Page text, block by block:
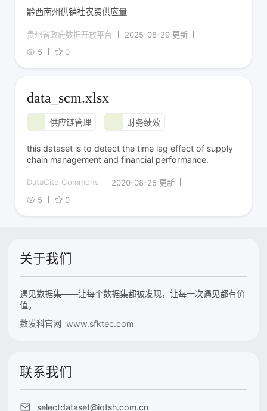
黔西南州供销社农资供应量
贵州省政府数据开放平台
2025-08-29 更新
5
0
data_scm.xlsx
供应链管理 财务绩效
this dataset is to detect the time lag effect of supply
chain management and financial performance.
DataCite Commons
2020-08-25 更新
5
0
关于我们
遇见数据集——让每个数据集都被发现，让每一次遇见都有价
值。
数发科官网 www.sfktec.com
联系我们
selectdataset@iotsh.com.cn